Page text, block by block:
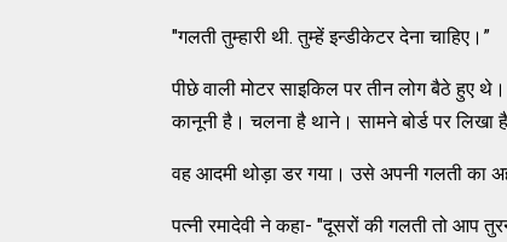
"गलती तुम्हारी थी. तुम्हें इन्डीकेटर देना चाहिए।”
पीछे वाली मोटर साइकिल पर तीन लोग बैठे हुए
कानूनी है। चलना है थाने। सामने बोर्ड पर
वह आदमी थोड़ा डर गया। उसे अपनी गलती का
पत्नी रमादेवी ने कहा- "दूसरों की गलती तो